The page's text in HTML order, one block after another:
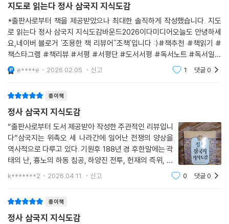
지도로 읽는다 정사 삼국지 지식도감
*출판사로부터 책을 제공받았으나 최대한 솔직하게 작성했습니다. 지도
로 읽는다 정사 삼국지 지식도감바운드2026이다미디어오늘도 안녕하세
요,네이버 블로거 '조용한 책 리뷰어''조책'입니다 :)#책추천 #책읽기 #
책스타그램 #책리뷰 #서평 #서평단 #도서서평 #독서노트 #독서일기
#독서 #서평 #서평단 #신간소개 #정사삼국지지식도감 #바운드 #이
다미디어 삼국지를 여러 번 읽어왔지만
e****e 2026.02.05. 신고 1 댓글0
종이책
정사 삼국지 지식도감
“출판사로부터 도서 제공받아 작성한 주관적인 리뷰입니
다”삼국지는 위촉오 세 나라간에 일어난 전쟁의 양상을
역사적으로 다루고 있다. 기원후 188년 경 후한말에는 곽
태의 난, 흉노의 하동 침공, 하양진 전투, 헌재의 즉위, 마
싱의 반란, 흉노의 내홍, 공손찬의 장순을 격파, 오환 구력
k*******2 2026.04.11. 신고 0 댓글0
종이책
정사 삼국지 지식도감